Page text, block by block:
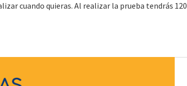
cuando quieras. Al realizar la prueba tendrás 120